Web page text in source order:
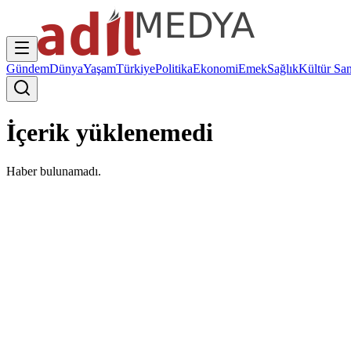
GündemDünyaYaşamTürkiyePolitikaEkonomiEmekSağlıkKültür
İçerik yüklenemedi
Haber bulunamadı.